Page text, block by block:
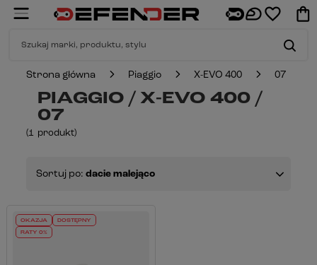
Strona główna Piaggio X-EVO 400 07
PIAGGIO / X-EVO 400 /
07
(1 produkt)
Sortuj po: dacie malejąco
OKAZJA DOSTĘPNY
RATY 0%